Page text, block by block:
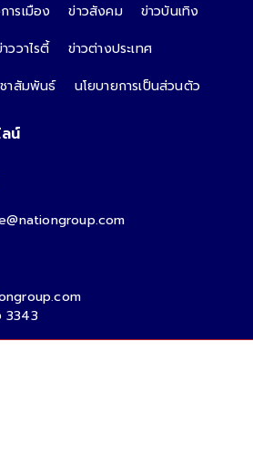
ารเมือง ข่าวสังคม
ข่าวบันเทิง
ววาไรตี้
ข่าวต่างประเทศ
ชาสัมพันธ์ นโยบายการเป็นส่วนตัว
น์
3343